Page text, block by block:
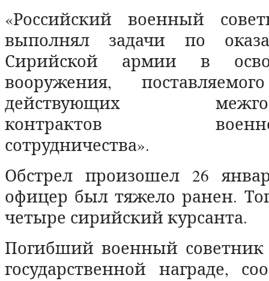
«Российский военный
выполнял задачи по
Сирийской армии в
вооружения,
действующих
контрактов военно-
сотрудничества».
Обстрел произошел 26
офицер был тяжело ранен.
четыре сирийский курсанта.
Погибший военный советник
государственной награде,